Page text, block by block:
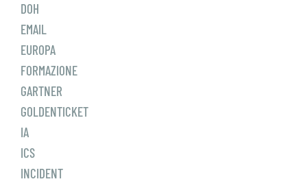
DOH
EMAIL
EUROPA
FORMAZIONE
GARTNER
GOLDENTICKET
IA
ICS
INCIDENT